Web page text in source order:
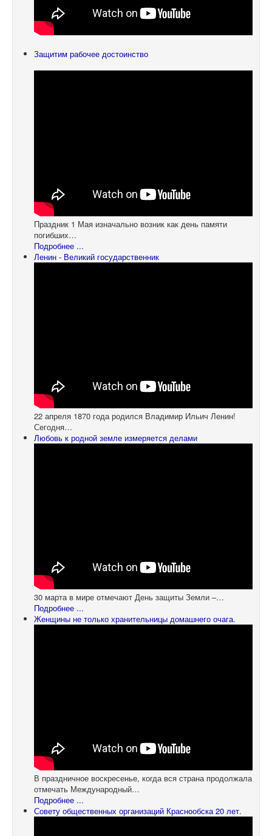
Защитим рабочее достоинство
Праздник 1 Мая изначально возник как день памяти
погибших…
Подробнее ...
Ленин - Великий государственник
22 апреля 1870 года родился Владимир Ильич Ленин!
Сегодня…
Любовь к родной земле измеряется делами
30 марта в мире отмечают День защиты Земли –…
Подробнее ...
Женщины не только хранительницы домашнего очага.
В праздничное воскресенье, когда вся страна продолжала
отмечать Международный…
Подробнее ...
Совету общественных организаций Краснообска 20 лет.